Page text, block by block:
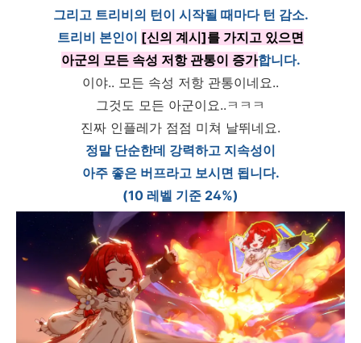
그리고 트리비의 턴이 시작될 때마다 턴 감소.
트리비 본인이 [신의 계시]를 가지고 있으면
아군의 모든 속성 저항 관통이 증가합니다.
이야.. 모든 속성 저항 관통이네요..
그것도 모든 아군이요..ㅋㅋㅋ
진짜 인플레가 점점 미쳐 날뛰네요.
정말 단순한데 강력하고 지속성이
아주 좋은 버프라고 보시면 됩니다.
(10 레벨 기준 24%)